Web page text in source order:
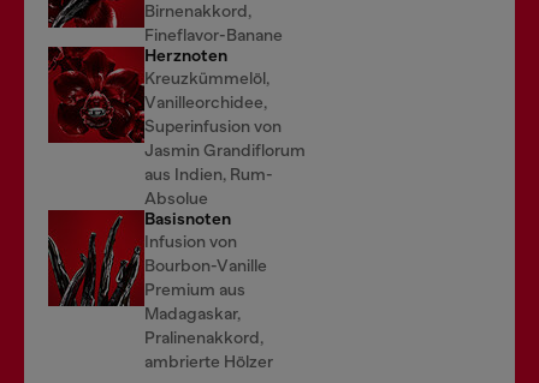
Birnenakkord,
Fineflavor-Banane
Herznoten
Kreuzkümmelöl,
Vanilleorchidee,
Superinfusion von
Jasmin Grandiflorum
aus Indien, Rum-
Absolue
Basisnoten
Infusion von
Bourbon-Vanille
Premium aus
Madagaskar,
Pralinenakkord,
ambrierte Hölzer